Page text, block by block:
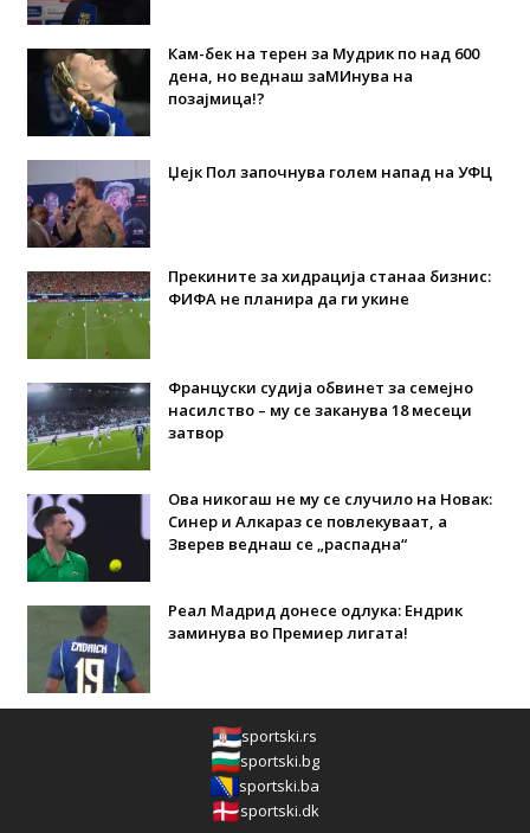
Кам-бек на терен за Мудрик по над 600
дена, но веднаш заМИнува на
позајмица!?
Џејк Пол започнува голем напад на УФЦ
Прекините за хидрација станаа бизнис:
ФИФА не планира да ги укине
Француски судија обвинет за семејно
насилство – му се заканува 18 месеци
затвор
Ова никогаш не му се случило на Новак:
Синер и Алкараз се повлекуваат, а
Зверев веднаш се „распадна“
Реал Мадрид донесе одлука: Eндрик
заминува во Премиер лигата!
sportski.rs
sportski.bg
sportski.ba
sportski.dk